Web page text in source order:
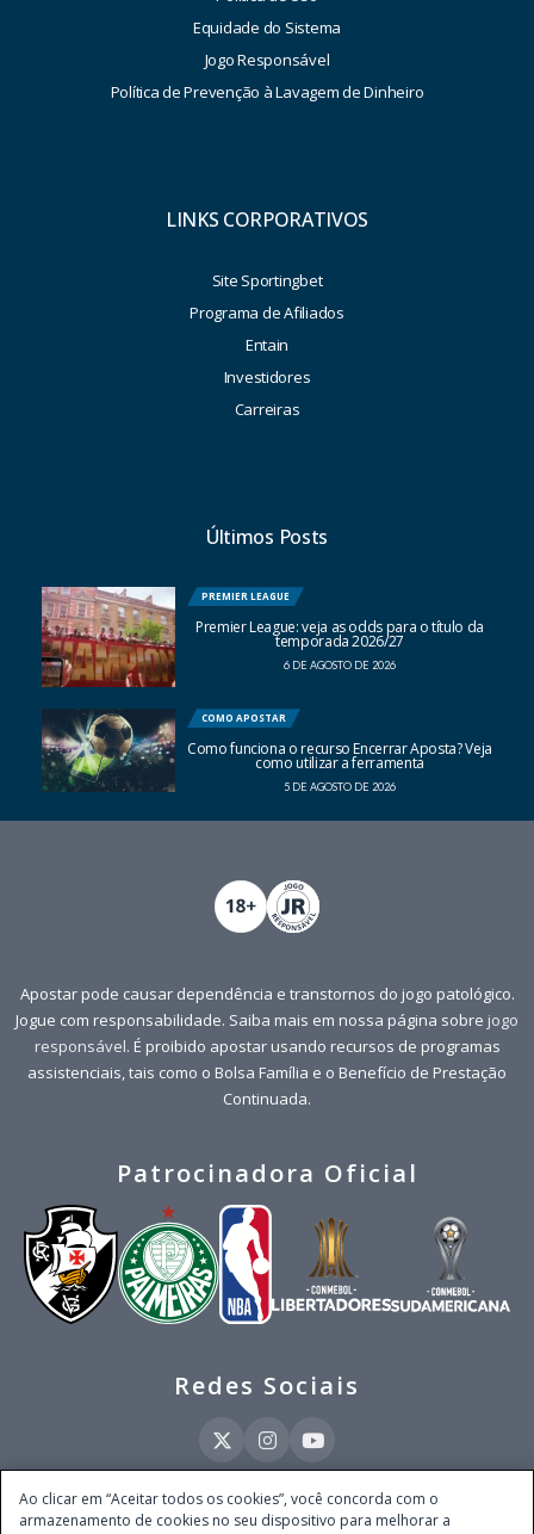
Equidade do Sistema
Jogo Responsável
Política de Prevenção à Lavagem de Dinheiro
LINKS CORPORATIVOS
Site Sportingbet
Programa de Afiliados
Entain
Investidores
Carreiras
Últimos Posts
PREMIER LEAGUE
Premier League: veja as odds para o título da
temporada 2026/27
6 DE AGOSTO DE 2026
COMO APOSTAR
Como funciona o recurso Encerrar Aposta? Veja
como utilizar a ferramenta
5 DE AGOSTO DE 2026
Apostar pode causar dependência e transtornos do jogo patológico.
Jogue com responsabilidade. Saiba mais em nossa página sobre jogo
responsável. É proibido apostar usando recursos de programas
assistenciais, tais como o Bolsa Família e o Benefício de Prestação
Continuada.
Patrocinadora Oficial
Redes Sociais
Este site é operado pela Ventmear Brasil LTDA (CNPJ 52.868.380/0001-84), com
Ao clicar em “Aceitar todos os cookies”, você concorda com o
armazenamento de cookies no seu dispositivo para melhorar a